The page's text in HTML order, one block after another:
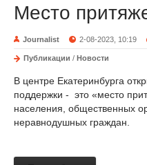
Место
Journalist 2-08-2023, 10:19
Публикации / Новости
В центре Екатеринбурга
поддержки - это «место
населения, общественных
неравнодушных граждан.